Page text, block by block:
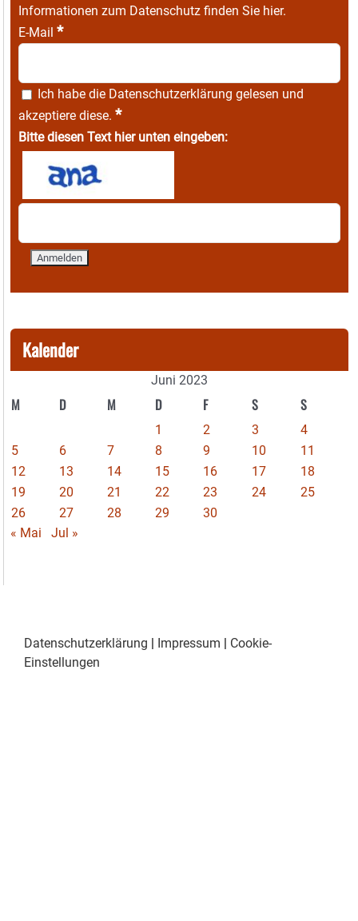
Informationen zum Datenschutz finden Sie hier.
E-Mail *
Ich habe die Datenschutzerklärung gelesen und
akzeptiere diese. *
Bitte diesen Text hier unten eingeben:
Kalender
Juni 2023
M D M D F S S
1 2 3
4
5
6 7 8 9 10
11
12
13 14 15 16 17
18
19
20 21 22 23 24
25
26
27 28 29
30
« Mai
Jul »
Datenschutzerklärung | Impressum | Cookie-
Einstellungen